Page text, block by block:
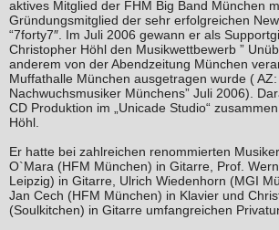
aktives Mitglied der FHM Big Band München
Gründungsmitglied der sehr erfolgreichen
“7forty7″. Im Juli 2006 gewann er als
Christopher Höhl den Musikwettbewerb ”
anderem von der Abendzeitung München
Muffathalle München ausgetragen wurde ( AZ:
Nachwuchsmusiker Münchens” Juli 2006).
CD Produktion im „Unicade Studio“
Höhl.
Er hatte bei zahlreichen renommierten
O`Mara (HFM München) in Gitarre, Prof.
Leipzig) in Gitarre, Ulrich Wiedenhorn (MGI
Jan Cech (HFM München) in Klavier und
(Soulkitchen) in Gitarre umfangreichen